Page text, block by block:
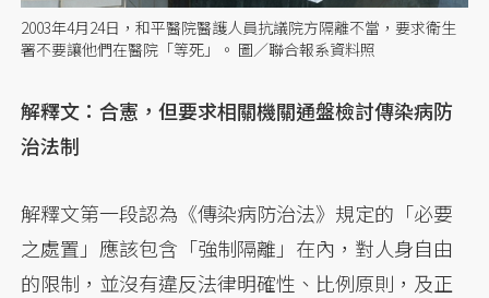
2003年4月24日，和平醫院醫護人員抗議院方隔離不當，要求衛生
署不要讓他們在醫院「等死」。 圖／聯合報系資料照
解釋文：合憲，但要求相關機關通盤檢討傳染病防
治法制
解釋文第一段認為《傳染病防治法》規定的「必要
之處置」應該包含「強制隔離」在內，對人身自由
的限制，並沒有違反法律明確性、比例原則，及正